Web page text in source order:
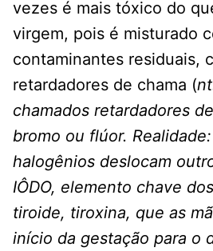
vezes é mais tóxico do
virgem, pois é misturado
contaminantes residuais,
retardadores de chama (
chamados retardadores
bromo ou flúor.
halogênios deslocam
IÔDO, elemento chave
tiroide, tiroxina, que as
início da gestação para o